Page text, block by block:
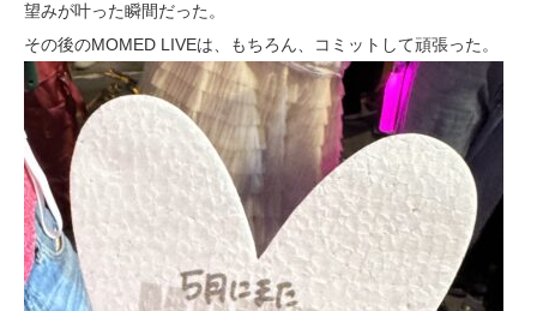
望みが叶った瞬間だった。
その後のMOMED LIVEは、もちろん、コミットして頑張った。